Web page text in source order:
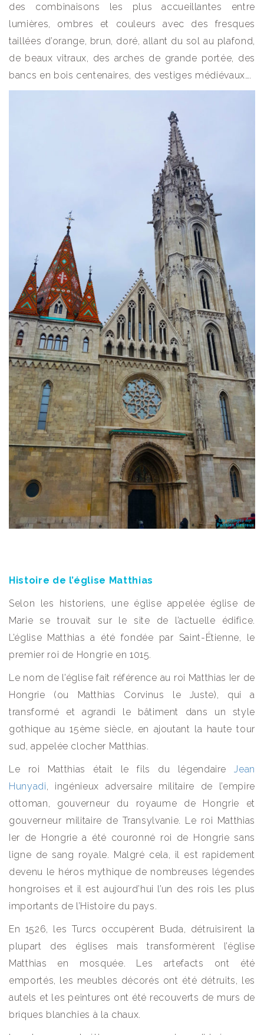
des combinaisons les plus accueillantes entre
lumières, ombres et couleurs avec des fresques
taillées d’orange, brun, doré, allant du sol au plafond,
de beaux vitraux, des arches de grande portée, des
bancs en bois centenaires, des vestiges médiévaux….
Histoire de l’église Matthias
Selon les historiens, une église appelée église de
Marie se trouvait sur le site de l’actuelle édifice.
L’église Matthias a été fondée par Saint-Étienne, le
premier roi de Hongrie en 1015.
Le nom de l’église fait référence au roi Matthias Ier de
Hongrie (ou Matthias Corvinus le Juste), qui a
transformé et agrandi le bâtiment dans un style
gothique au 15ème siècle, en ajoutant la haute tour
sud, appelée clocher Matthias.
Le roi Matthias était le fils du légendaireJean
Hunyadi, ingénieux adversaire militaire de l’empire
ottoman, gouverneur du royaume de Hongrie et
gouverneur militaire de Transylvanie. Le roi Matthias
Ier de Hongrie a été couronné roi de Hongrie sans
ligne de sang royale. Malgré cela, il est rapidement
devenu le héros mythique de nombreuses légendes
hongroises et il est aujourd’hui l’un des rois les plus
importants de l’Histoire du pays.
En 1526, les Turcs occupèrent Buda, détruisirent la
plupart des églises mais transformèrent l’église
Matthias en mosquée. Les artefacts ont été
emportés, les meubles décorés ont été détruits, les
autels et les peintures ont été recouverts de murs de
briques blanchies à la chaux.